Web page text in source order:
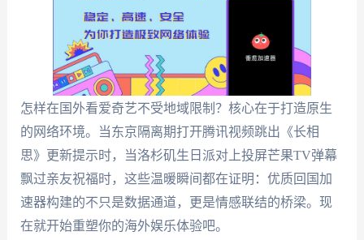
怎样在国外看爱奇艺不受地域限制？核心在于打造原生
的网络环境。当东京隔离期打开腾讯视频跳出《长相
思》更新提示时，当洛杉矶生日派对上投屏芒果TV弹幕
飘过亲友祝福时，这些温暖瞬间都在证明：优质回国加
速器构建的不只是数据通道，更是情感联结的桥梁。现
在就开始重塑你的海外娱乐体验吧。